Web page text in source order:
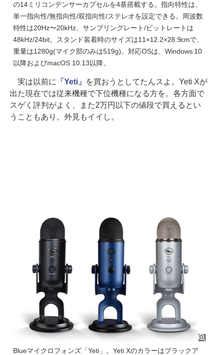
の14ミリコンデンサーカプセルを4基搭載する。指向特性は、
単一指向性/無指向性/双指向性/ステレオを設定できる。周波数
特性は20Hz〜20kHz、サンプリングレート/ビットレートは
48kHz/24bit。スタンド装着時のサイズは11×12.2×28.9cmで、
重量は1280g(マイク部のみは519g)。対応OSは、Windows 10
以降およびmacOS 10.13以降。
実は以前に 「Yeti」
を買おうとしてたんスよ。Yeti Xが
出た現在では従来機種で下位機種になる方を。各方面で
スゲく評判がよく、また2万円以下の値段で買えるとい
うこともあり。外見もイイし。
Blueマイクロフォンズ「Yeti」。Yeti Xのカラーはブラックア